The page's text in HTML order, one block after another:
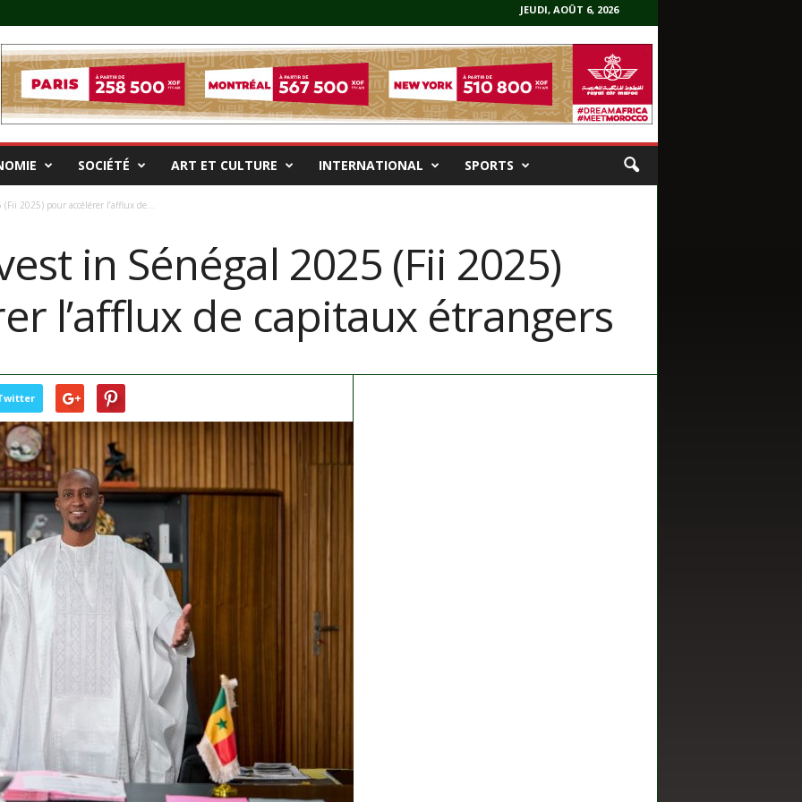
JEUDI, AOÛT 6, 2026
SOCIÉTÉ ART ET CULTURE INTERNATIONAL SPORTS
2025) pour accélérer l’afflux de...
in Sénégal 2025 (Fii 2025)
l’afflux de capitaux étrangers